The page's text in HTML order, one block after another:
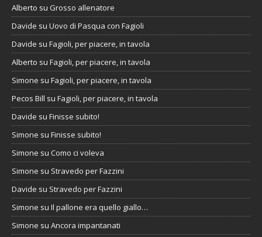
Alberto su Grosso allenatore
Davide su Uovo di Pasqua con Fagioli
Davide su Fagioli, per piacere, in tavola
Alberto su Fagioli, per piacere, in tavola
Simone su Fagioli, per piacere, in tavola
Pecos Bill su Fagioli, per piacere, in tavola
Davide su Finisse subito!
Simone su Finisse subito!
Simone su Como ci voleva
Simone su Stravedo per Fazzini
Davide su Stravedo per Fazzini
Simone su Il pallone era quello giallo…
Simone su Ancora impantanati